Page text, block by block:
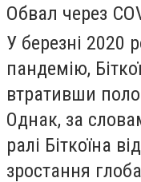
Обвал через
У березні 2020
пандемію,
втративши
Однак, за
ралі Біткоїна
зростання